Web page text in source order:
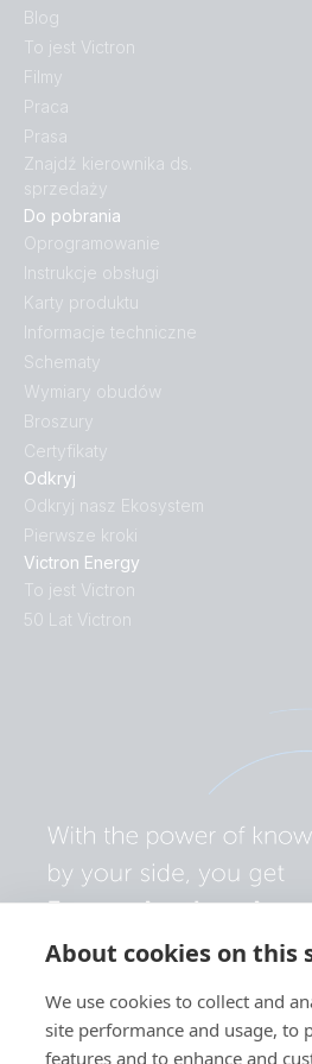
About cookies on this
We use cookies to collect and
site performance and usage, to
features and to enhance and
Odkryj
Odkryj nasz Ekosystem
Pierwsze kroki
Victron Energy
To jest Victron
50 Lat Victron
Do pobrania
Oprogramowanie
Instrukcje obsługi
Karty produktu
Informacje techniczne
Schematy
Wymiary obudów
Broszury
Certyfikaty
Blog
To jest Victron
Filmy
Praca
Prasa
Znajdź kierownika ds.
sprzedaży